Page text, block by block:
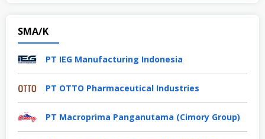
SMA/K
PT IEG Manufacturing Indonesia
PT OTTO Pharmaceutical Industries
PT Macroprima Panganutama (Cimory Group)